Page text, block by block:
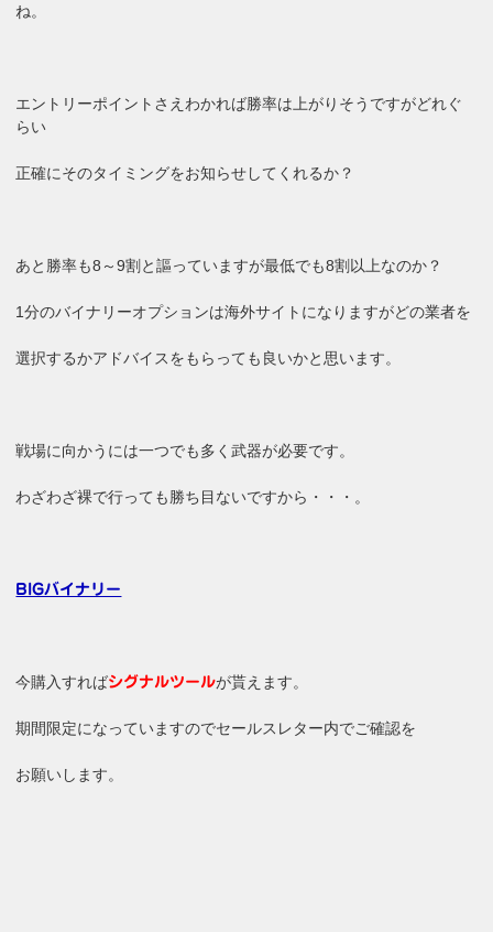
ね。
エントリーポイントさえわかれば勝率は上がりそうですがどれぐ
らい
正確にそのタイミングをお知らせしてくれるか？
あと勝率も8～9割と謳っていますが最低でも8割以上なのか？
1分のバイナリーオプションは海外サイトになりますがどの業者を
選択するかアドバイスをもらっても良いかと思います。
戦場に向かうには一つでも多く武器が必要です。
わざわざ裸で行っても勝ち目ないですから・・・。
BIGバイナリー
今購入すればシグナルツールが貰えます。
期間限定になっていますのでセールスレター内でご確認を
お願いします。